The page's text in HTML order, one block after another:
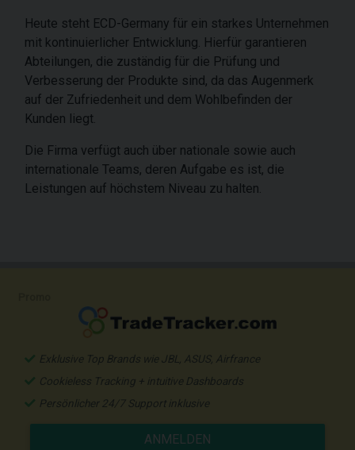
Heute steht ECD-Germany für ein starkes Unternehmen
mit kontinuierlicher Entwicklung. Hierfür garantieren
Abteilungen, die zuständig für die Prüfung und
Verbesserung der Produkte sind, da das Augenmerk
auf der Zufriedenheit und dem Wohlbefinden der
Kunden liegt.
Die Firma verfügt auch über nationale sowie auch
internationale Teams, deren Aufgabe es ist, die
Leistungen auf höchstem Niveau zu halten.
Exklusive Top Brands wie JBL, ASUS, Airfrance
Cookieless Tracking + intuitive Dashboards
Persönlicher 24/7 Support inklusive
ANMELDEN